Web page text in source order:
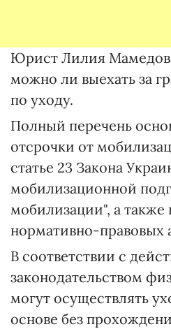
Юрист Лилия
можно ли выехать за
по уходу.
Полный перечень
отсрочки от
статье 23 Закона
мобилизационной
мобилизации", а также
нормативно-правовых
В соответствии с
законодательством
могут осуществлять
основе без